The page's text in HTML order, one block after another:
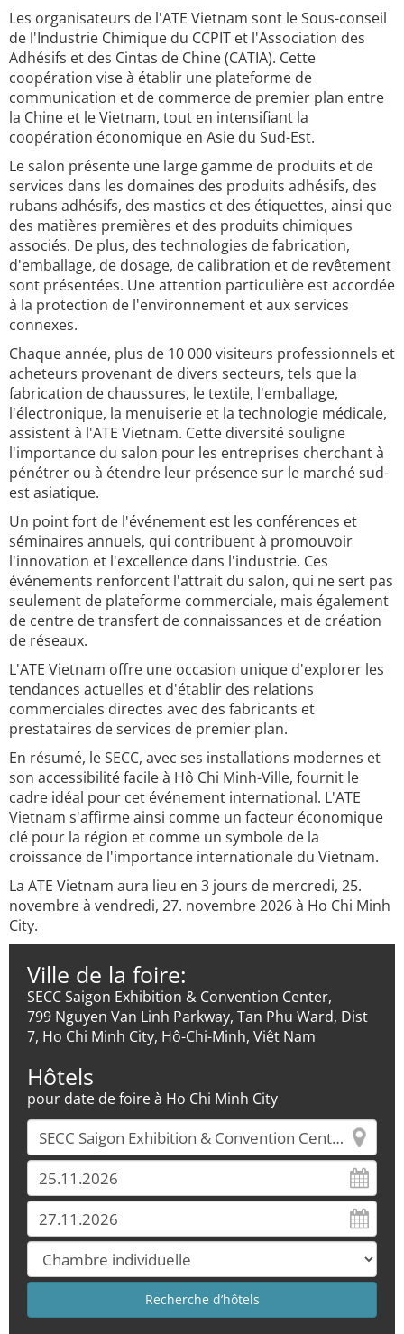
Les organisateurs de l'ATE Vietnam sont le Sous-conseil
de l'Industrie Chimique du CCPIT et l'Association des
Adhésifs et des Cintas de Chine (CATIA). Cette
coopération vise à établir une plateforme de
communication et de commerce de premier plan entre
la Chine et le Vietnam, tout en intensifiant la
coopération économique en Asie du Sud-Est.
Le salon présente une large gamme de produits et de
services dans les domaines des produits adhésifs, des
rubans adhésifs, des mastics et des étiquettes, ainsi que
des matières premières et des produits chimiques
associés. De plus, des technologies de fabrication,
d'emballage, de dosage, de calibration et de revêtement
sont présentées. Une attention particulière est accordée
à la protection de l'environnement et aux services
connexes.
Chaque année, plus de 10 000 visiteurs professionnels et
acheteurs provenant de divers secteurs, tels que la
fabrication de chaussures, le textile, l'emballage,
l'électronique, la menuiserie et la technologie médicale,
assistent à l'ATE Vietnam. Cette diversité souligne
l'importance du salon pour les entreprises cherchant à
pénétrer ou à étendre leur présence sur le marché sud-
est asiatique.
Un point fort de l'événement est les conférences et
séminaires annuels, qui contribuent à promouvoir
l'innovation et l'excellence dans l'industrie. Ces
événements renforcent l'attrait du salon, qui ne sert pas
seulement de plateforme commerciale, mais également
de centre de transfert de connaissances et de création
de réseaux.
L'ATE Vietnam offre une occasion unique d'explorer les
tendances actuelles et d'établir des relations
commerciales directes avec des fabricants et
prestataires de services de premier plan.
En résumé, le SECC, avec ses installations modernes et
son accessibilité facile à Hô Chi Minh-Ville, fournit le
cadre idéal pour cet événement international. L'ATE
Vietnam s'affirme ainsi comme un facteur économique
clé pour la région et comme un symbole de la
croissance de l'importance internationale du Vietnam.
La ATE Vietnam aura lieu en 3 jours de mercredi, 25.
novembre à vendredi, 27. novembre 2026 à Ho Chi Minh
City.
Ville de la foire:
SECC Saigon Exhibition & Convention Center,
799 Nguyen Van Linh Parkway, Tan Phu Ward, Dist
7, Ho Chi Minh City, Hô-Chi-Minh, Viêt Nam
Hôtels
pour date de foire à Ho Chi Minh City